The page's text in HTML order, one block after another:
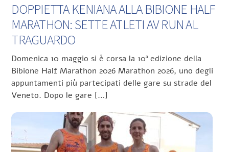
DOPPIETTA KENIANA ALLA BIBIONE HALF
MARATHON: SETTE ATLETI AV RUN AL
TRAGUARDO
Domenica 10 maggio si è corsa la 10ª edizione della
Bibione Half Marathon 2026 Marathon 2026, uno degli
appuntamenti più partecipati delle gare su strade del
Veneto. Dopo le gare […]